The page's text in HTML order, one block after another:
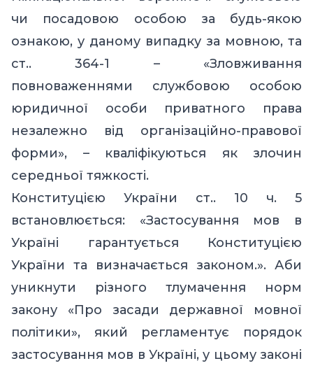
чи посадовою особою за будь-якою
ознакою, у даному випадку за мовною, та
ст.. 364-1 – «Зловживання
повноваженнями службовою особою
юридичної особи приватного права
незалежно від організаційно-правової
форми», – кваліфікуються як злочин
середньої тяжкості.
Конституцією України ст.. 10 ч. 5
встановлюється: «Застосування мов в
Україні гарантується Конституцією
України та визначається законом.». Аби
уникнути різного тлумачення норм
закону «Про засади державної мовної
політики», який регламентує порядок
застосування мов в Україні, у цьому законі